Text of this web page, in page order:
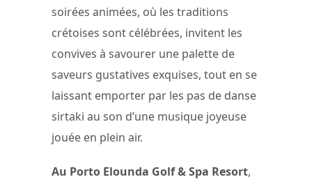
soirées animées, où les traditions
crétoises sont célébrées, invitent les
convives à savourer une palette de
saveurs gustatives exquises, tout en se
laissant emporter par les pas de danse
sirtaki au son d’une musique joyeuse
jouée en plein air.
Au Porto Elounda Golf & Spa Resort,